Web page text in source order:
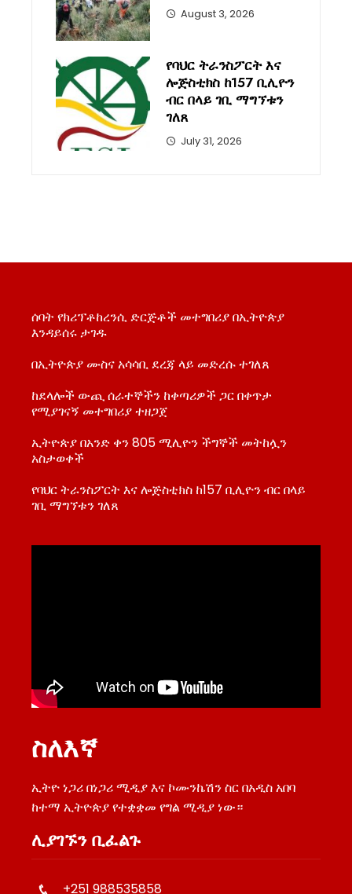
August 3, 2026
የባህር ትራንስፖርት እና
ሎጅስቲክስ ከ157 ቢሊዮን
ብር በላይ ገቢ ማግኘቱን
ገለጸ
July 31, 2026
ሰባት የክሪፕቶከረንሲ ድርጅቶች መተግበሪያ በኢትዮጵያ
እንዳይሰሩ ታገዱ
በኢትዮጵያ ሙስና አሳሳቢ ደረጃ ላይ መድረሱ ተገለጸ
ከደላሎች ውጪ ሰራተኞችን ከቀጣሪዎች ጋር በቀጥታ
የሚያገናኝ መተግበሪያ ተዘጋጀ
ኢትዮጵያ በአንድ ቀን 805 ሚሊዮን ችግኞች መትከሏን
አስታወቀች
የባህር ትራንስፖርት እና ሎጅስቲክስ ከ157 ቢሊዮን ብር በላይ
ገቢ ማግኘቱን ገለጸ
ስለእኛ
ኢትዮ ነጋሪ በነጋሪ ሚዲያ እና ኮሙንኬሽን ስር በአዲስ አበባ
ከተማ ኢትዮጵያ የተቋቋመ የግል ሚዲያ ነው።
ሊያገኙን ቢፈልጉ
+251 988535858